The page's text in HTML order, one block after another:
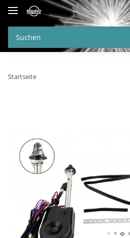
Startseite